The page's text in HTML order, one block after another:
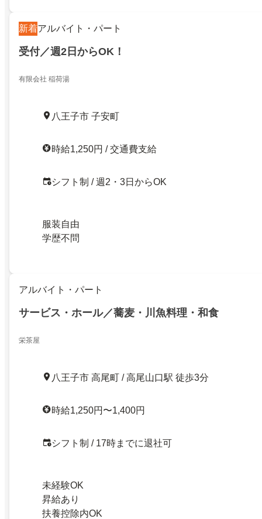
新着アルバイト・パート
受付／週2日からOK！
有限会社 稲荷湯
八王子市 子安町
時給1,250円 / 交通費支給
シフト制 / 週2・3日からOK
服装自由
学歴不問
アルバイト・パート
サービス・ホール／蕎麦・川魚料理・和食
栄茶屋
八王子市 高尾町 / 高尾山口駅 徒歩3分
時給1,250円〜1,400円
シフト制 / 17時までに退社可
未経験OK
昇給あり
扶養控除内OK